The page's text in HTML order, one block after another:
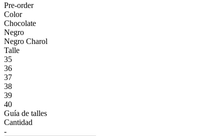
Pre-order
Color
Chocolate
Negro
Negro Charol
Talle
35
36
37
38
39
40
Guía de talles
Cantidad
-